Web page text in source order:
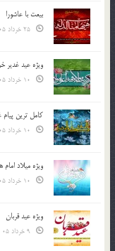
بیعت با عاشورا
ویژه عید غدیر
کامل ترین پیام
ویژه میلاد
ویژه عید قربان